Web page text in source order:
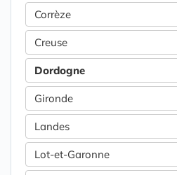
Corrèze
Creuse
Dordogne
Gironde
Landes
Lot-et-Garonne